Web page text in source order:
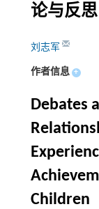
论与反思
刘志军
作者信息 +
Debates
Children